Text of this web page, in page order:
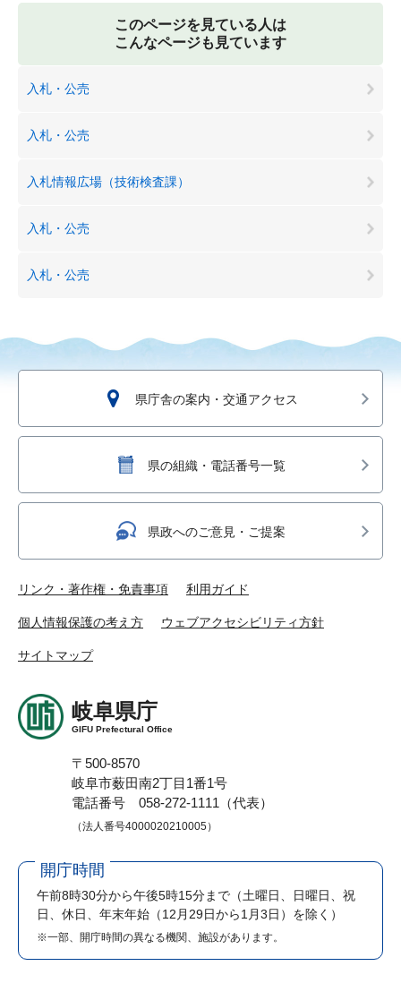
このページを見ている人は
こんなページも見ています
入札・公売
入札・公売
入札情報広場（技術検査課）
入札・公売
入札・公売
県庁舎の案内・交通アクセス
県の組織・電話番号一覧
県政へのご意見・ご提案
リンク・著作権・免責事項 利用ガイド
個人情報保護の考え方 ウェブアクセシビリティ方針
サイトマップ
岐阜県庁
GIFU Prefectural Office
〒500-8570
岐阜市薮田南2丁目1番1号
電話番号 058-272-1111（代表）
（法人番号4000020210005）
開庁時間
午前8時30分から午後5時15分まで （土曜日、日曜日、祝
日、休日、年末年始（12月29日から1月3日）を除く）
※一部、開庁時間の異なる機関、施設があります。